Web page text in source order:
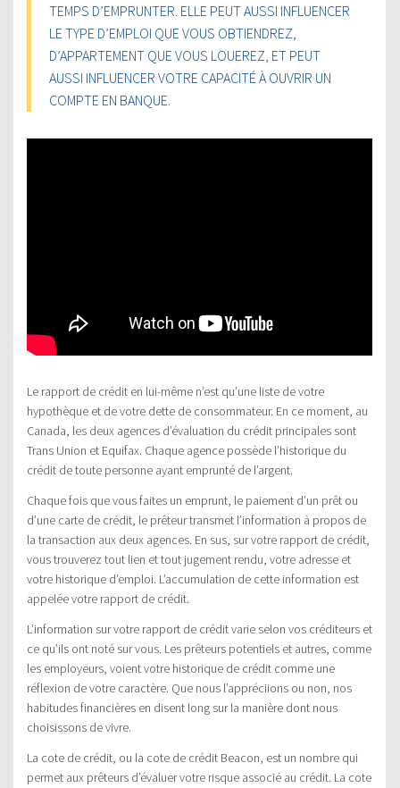
TEMPS D’EMPRUNTER. ELLE PEUT AUSSI INFLUENCER
LE TYPE D’EMPLOI QUE VOUS OBTIENDREZ,
D’APPARTEMENT QUE VOUS LOUEREZ, ET PEUT
AUSSI INFLUENCER VOTRE CAPACITÉ À OUVRIR UN
COMPTE EN BANQUE.
Le rapport de crédit en lui-même n’est qu’une liste de votre
hypothèque et de votre dette de consommateur. En ce moment, au
Canada, les deux agences d’évaluation du crédit principales sont
Trans Union et Equifax. Chaque agence possède l’historique du
crédit de toute personne ayant emprunté de l’argent.
Chaque fois que vous faites un emprunt, le paiement d’un prêt ou
d’une carte de crédit, le prêteur transmet l’information à propos de
la transaction aux deux agences. En sus, sur votre rapport de crédit,
vous trouverez tout lien et tout jugement rendu, votre adresse et
votre historique d’emploi. L’accumulation de cette information est
appelée votre rapport de crédit.
L’information sur votre rapport de crédit varie selon vos créditeurs et
ce qu’ils ont noté sur vous. Les prêteurs potentiels et autres, comme
les employeurs, voient votre historique de crédit comme une
réflexion de votre caractère. Que nous l’appréciions ou non, nos
habitudes financières en disent long sur la manière dont nous
choisissons de vivre.
La cote de crédit, ou la cote de crédit Beacon, est un nombre qui
permet aux prêteurs d’évaluer votre risque associé au crédit. La cote